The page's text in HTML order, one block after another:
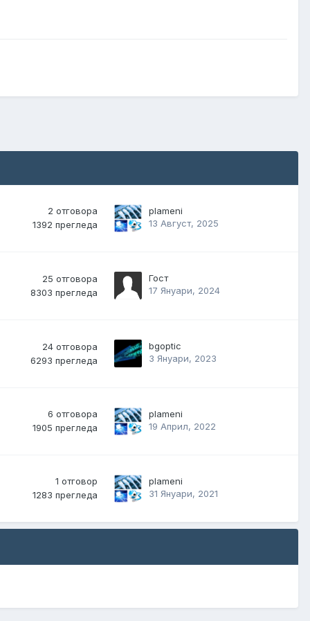
2 отговора
1392 прегледа
plameni
13 Август, 2025
25 отговора
8303 прегледа
Гост
17 Януари, 2024
24 отговора
6293 прегледа
bgoptic
3 Януари, 2023
6 отговора
1905 прегледа
plameni
19 Април, 2022
1 отговор
1283 прегледа
plameni
31 Януари, 2021